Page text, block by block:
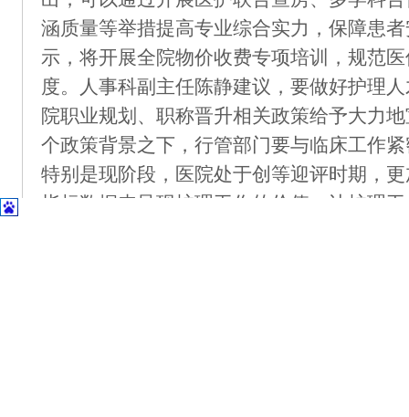
涵质量等举措提高专业综合实力，保障患
示，将开展全院物价收费专项培训，规范
度。人事科副主任陈静建议，要做好护理
院职业规划、职称晋升相关政策给予大力地
个政策背景之下，行管部门要与临床工作
特别是现阶段，医院处于创等迎评时期，
指标数据来呈现护理工作的价值，让护理